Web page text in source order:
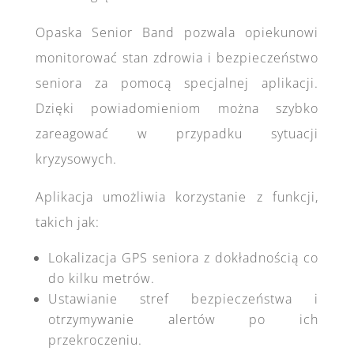
Opaska Senior Band pozwala opiekunowi
monitorować stan zdrowia i bezpieczeństwo
seniora za pomocą specjalnej aplikacji.
Dzięki powiadomieniom można szybko
zareagować w przypadku sytuacji
kryzysowych.
Aplikacja umożliwia korzystanie z funkcji,
takich jak:
Lokalizacja GPS seniora z dokładnością co
do kilku metrów.
Ustawianie stref bezpieczeństwa i
otrzymywanie alertów po ich
przekroczeniu.